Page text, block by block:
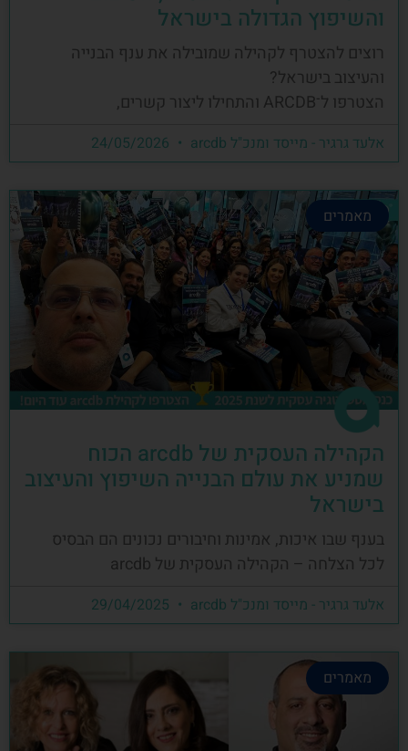
והשיפוץ הגדולה בישראל
רוצים להצטרף לקהילה שמובילה את ענף הבנייה
והעיצוב בישראל?
הצטרפו ל־ARCDB והתחילו ליצור קשרים,
אלעד גרגיר - מייסד ומנכ"ל arcdb
מאמרים
הקהילה העסקית של arcdb הכוח
שמניע את עולם הבנייה השיפוץ והעיצוב
בישראל
בענף שבו איכות, אמינות וחיבורים נכונים הם הבסיס
לכל הצלחה – הקהילה העסקית של arcdb
אלעד גרגיר - מייסד ומנכ"ל arcdb
מאמרים